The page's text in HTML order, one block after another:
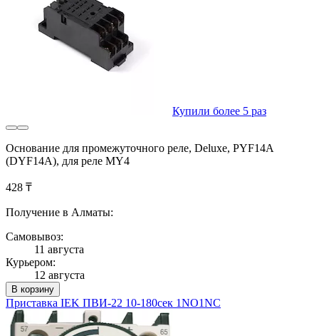
Купили более 5 раз
Основание для промежуточного реле, Deluxe, PYF14A
(DYF14A), для реле MY4
428 ₸
Получение в Алматы:
Самовывоз:
11 августа
Курьером:
12 августа
В корзину
Приставка IEK ПВИ-22 10-180сек 1NO1NC